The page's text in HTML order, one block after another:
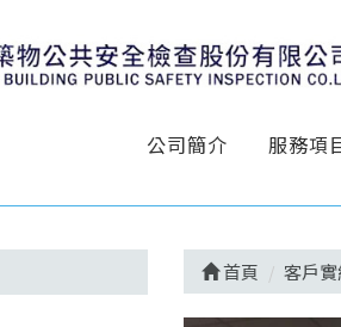
公司簡介 服務項
首頁 客戶